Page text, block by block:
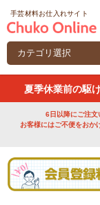
夏季休業前の駆
6日以降にご注文
お客様にはご不便をおか
手芸材料お仕入れサイト